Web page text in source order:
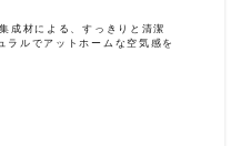
成材による、すっきりと清潔
ラルでアットホームな空気感を